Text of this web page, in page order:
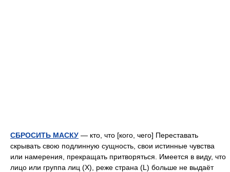
СБРОСИТЬ МАСКУ — кто, что [кого, чего] Переставать
скрывать свою подлинную сущность, свои истинные чувства
или намерения, прекращать притворяться. Имеется в виду, что
лицо или группа лиц (Х), реже страна (L) больше не выдаёт